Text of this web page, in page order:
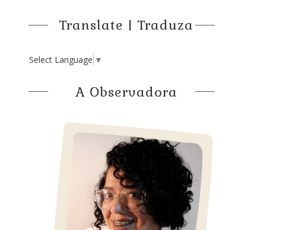
Translate | Traduza
Select Language ▼
A Observadora